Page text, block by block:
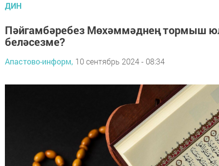
ДИН
Пәйгамбәребез Мөхәммәднең тормыш
беләсезме?
Апастово-информ, 10 сентябрь 2024 - 08:34